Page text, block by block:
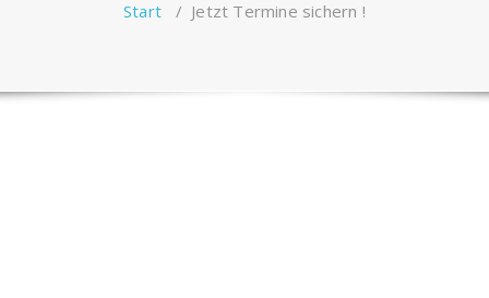
Start / Jetzt Termine sichern !